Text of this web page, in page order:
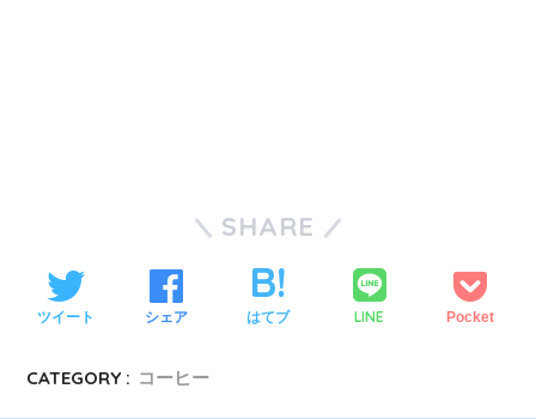
SHARE
ツイート シェア はてブ LINE Pocket
CATEGORY : コーヒー